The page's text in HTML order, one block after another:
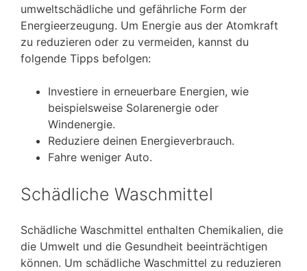
umweltschädliche und gefährliche Form der
Energieerzeugung. Um Energie aus der Atomkraft
zu reduzieren oder zu vermeiden, kannst du
folgende Tipps befolgen:
Investiere in erneuerbare Energien, wie
beispielsweise Solarenergie oder
Windenergie.
Reduziere deinen Energieverbrauch.
Fahre weniger Auto.
Schädliche Waschmittel
Schädliche Waschmittel enthalten Chemikalien, die
die Umwelt und die Gesundheit beeinträchtigen
können. Um schädliche Waschmittel zu reduzieren